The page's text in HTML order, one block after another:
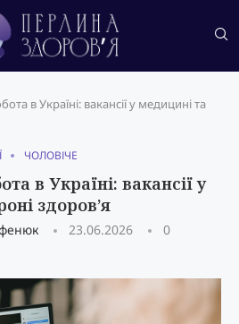
в Україні: вакансії у медицині та
ЧОЛОВІЧЕ
в Україні: вакансії у
здоров’я
23.06.2026
0